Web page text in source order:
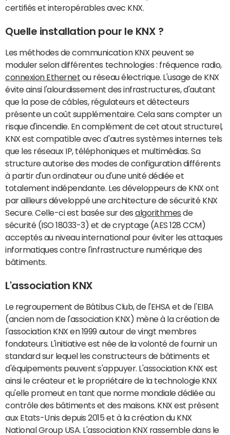
certifiés et interopérables avec KNX.
Quelle installation pour le KNX ?
Les méthodes de communication KNX peuvent se
moduler selon différentes technologies : fréquence radio,
connexion Ethernet ou réseau électrique. L'usage de KNX
évite ainsi l'alourdissement des infrastructures, d'autant
que la pose de câbles, régulateurs et détecteurs
présente un coût supplémentaire. Cela sans compter un
risque d'incendie. En complément de cet atout structurel,
KNX est compatible avec d'autres systèmes internes tels
que les réseaux IP, téléphoniques et multimédias. Sa
structure autorise des modes de configuration différents
à partir d'un ordinateur ou d'une unité dédiée et
totalement indépendante. Les développeurs de KNX ont
par ailleurs développé une architecture de sécurité KNX
Secure. Celle-ci est basée sur desalgorithmes de
sécurité (ISO 18033-3) et de cryptage (AES 128 CCM)
acceptés au niveau international pour éviter les attaques
informatiques contre l'infrastructure numérique des
bâtiments.
L'association KNX
Le regroupement de Bâtibus Club, de l'EHSA et de l'EIBA
(ancien nom de l'association KNX) mène à la création de
l'association KNX en 1999 autour de vingt membres
fondateurs. L'initiative est née de la volonté de fournir un
standard sur lequel les constructeurs de bâtiments et
d'équipements peuvent s'appuyer. L'association KNX est
ainsi le créateur et le propriétaire de la technologie KNX
qu'elle promeut en tant que norme mondiale dédiée au
contrôle des bâtiments et des maisons. KNX est présent
aux Etats-Unis depuis 2015 et à la création du KNX
National Group USA. L'association KNX rassemble dans le